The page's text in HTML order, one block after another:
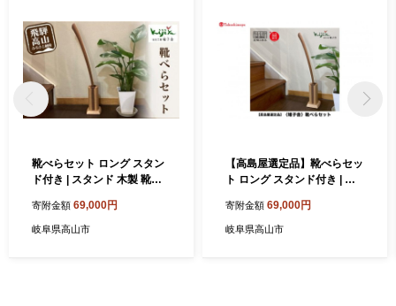
靴べらセット ロング スタン
ド付き | スタンド 木製 靴べ
築祝い シューホーン 便利グ
ッズ 普段使い 実用的 モダン
寄附金額 69,000円
岐阜県高山市
【高島屋選定品】靴べらセッ
ト ロング スタンド付き | ス
然木 シンプル 新築祝い シュ
ーホーン 便利グッズ 普段使
寄附金額 69,000円
岐阜県高山市